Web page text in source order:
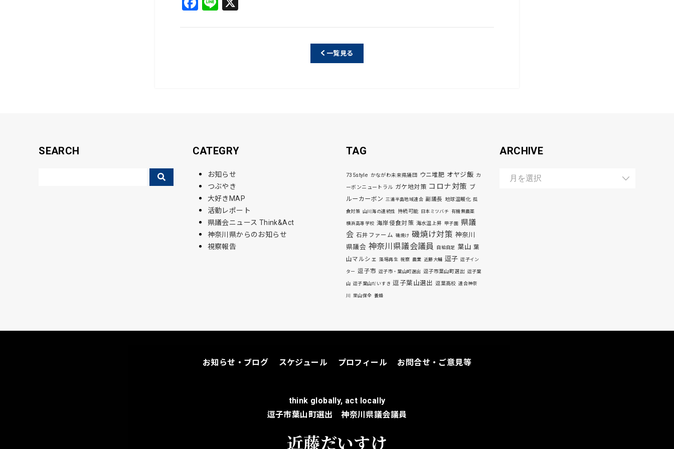
a
c
n
e
一覧見る
SEARCH CATEGRY
お知らせ
つぶやき
大好きMAP
活動レポート
県議会ニュース Think&Act
神奈川県からのお知らせ
視察報告
TAG
735style かながわ未来県議団 ウニ堆肥 オヤジ飯 カ
ーボンニュートラル ガケ地対策 コロナ対策 ブ
ルーカーボン 三浦半島地域連合 副議長 地球温暖化 孤
食対策 山川海の連続性 持続可能 日本ミツバチ 有機無農薬
横浜高等学校 海岸侵食対策 海水温上昇 甲子園
県議
会 石井ファーム 磯焼け 磯焼け対策 神奈川
県議会 神奈川県議会議員 自給自足 葉山 葉
山マルシェ
藻場再生 視察 農業 近藤大輔 逗子 逗子イン
ター 逗子市 逗子市・葉山町選出 逗子市葉山町選出 逗子葉
山 逗子葉山だいすき 逗子葉山選出 逗葉高校 連合神奈
川 里山保全 養蜂
ARCHIVE
お知らせ・ブログ スケジュール プロフィール お問合せ・ご意見等
think globally, act locally
逗子市葉山町選出 神奈川県議会議員
近藤だいすけ